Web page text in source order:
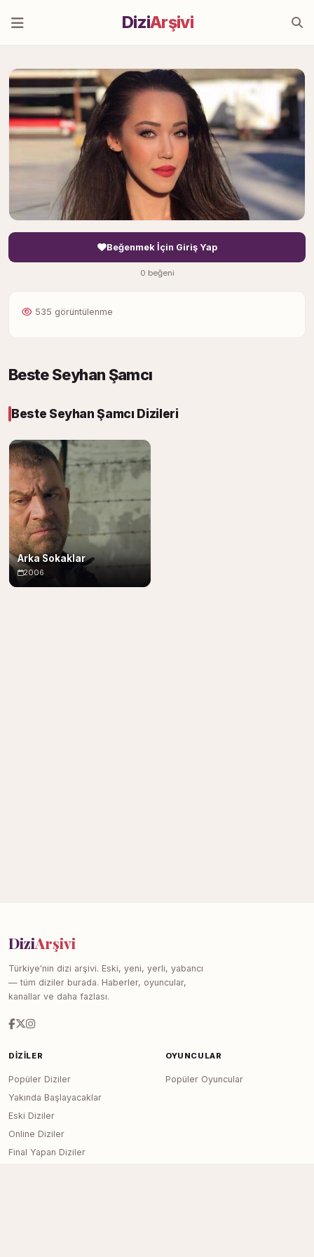
DiziArşivi
Beğenmek İçin Giriş Yap
0 beğeni
535 görüntülenme
Beste Seyhan Şamcı
Beste Seyhan Şamcı Dizileri
Arka Sokaklar
2006
DiziArşivi
Türkiye'nin dizi arşivi. Eski, yeni, yerli, yabancı
— tüm diziler burada. Haberler, oyuncular,
kanallar ve daha fazlası.
DIZILER
Popüler Diziler
Yakında Başlayacaklar
Eski Diziler
Online Diziler
Final Yapan Diziler
OYUNCULAR
Popüler Oyuncular